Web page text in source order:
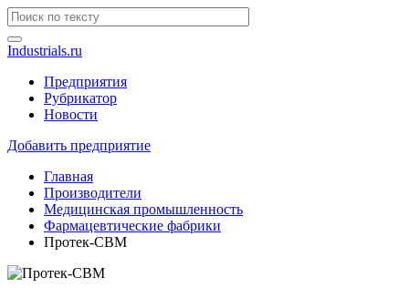
Industrials.ru
Предприятия
Рубрикатор
Новости
Добавить предприятие
Главная
Производители
Медицинская промышленность
Фармацевтические фабрики
Протек-СВМ